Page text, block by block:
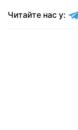
Читайте нас у: